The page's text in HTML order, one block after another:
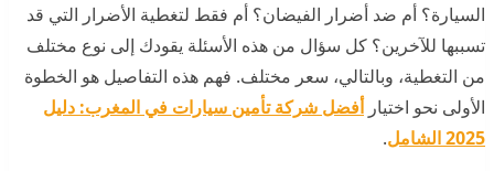
السيارة؟ أم ضد أضرار الفيضان؟ أم فقط لتغطية الأضرار التي قد
تسببها للآخرين؟ كل سؤال من هذه الأسئلة يقودك إلى نوع مختلف
من التغطية، وبالتالي، سعر مختلف. فهم هذه التفاصيل هو الخطوة
الأولى نحو اختيارأفضل شركة تأمين سيارات في المغرب: دليل
2025 الشامل
.